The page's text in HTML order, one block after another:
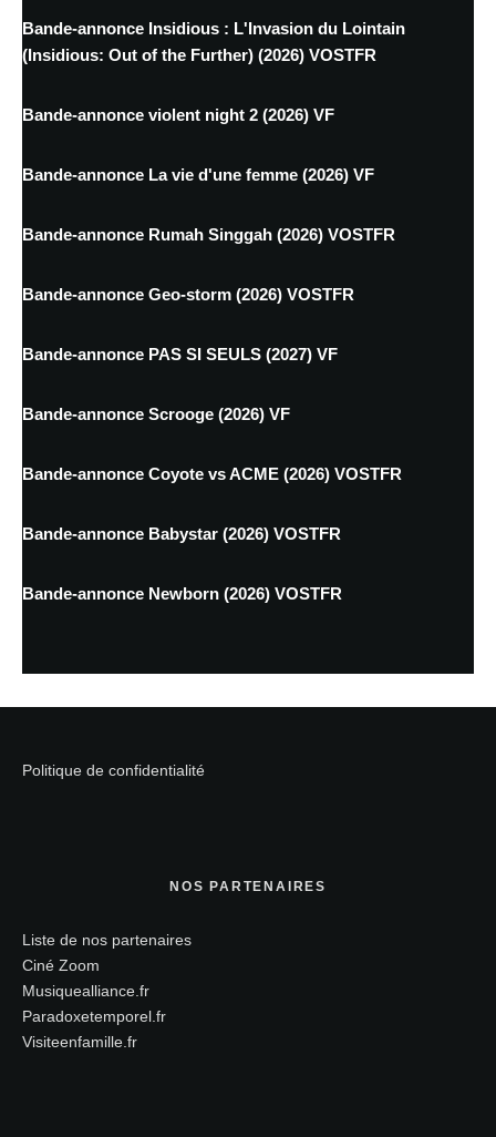
Bande-annonce Insidious : L'Invasion du Lointain
(Insidious: Out of the Further) (2026) VOSTFR
Bande-annonce violent night 2 (2026) VF
Bande-annonce La vie d'une femme (2026) VF
Bande-annonce Rumah Singgah (2026) VOSTFR
Bande-annonce Geo-storm (2026) VOSTFR
Bande-annonce PAS SI SEULS (2027) VF
Bande-annonce Scrooge (2026) VF
Bande-annonce Coyote vs ACME (2026) VOSTFR
Bande-annonce Babystar (2026) VOSTFR
Bande-annonce Newborn (2026) VOSTFR
Politique de confidentialité
NOS PARTENAIRES
Liste de nos partenaires
Ciné Zoom
Musiquealliance.fr
Paradoxetemporel.fr
Visiteenfamille.fr